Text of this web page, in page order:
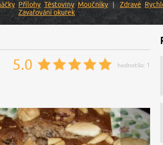
Přílohy Těstoviny Moučníky Zdravé
Zavařování okurek
5.0 hodnotilo: 1